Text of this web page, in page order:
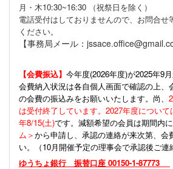
月・木10:30~16:30 （祝祭日を除く）
電話受付はしておりませんので、お問合せ
ください。
【事務局メール：
【会費振込】 今年度(2026年度)が2025年9
会費納入状況は各自個人画面で確認の上、
の会費の振込みをお願いいたします。尚、
は受付終了しています。2027年度につい
年8/15(土)です。減額希望の会員は期間内に
ム＞から申請し、承認の連絡が来次第、会
い。（10月開催予定の理事会で承認後ご連
ゆうちょ銀行 振替口座 00150-1-87773